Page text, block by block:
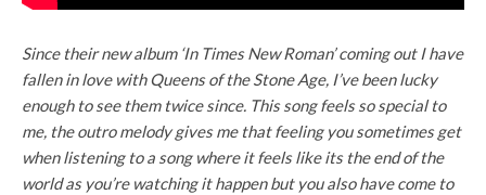
Since their new album ‘In Times New Roman’ coming out I have
fallen in love with Queens of the Stone Age, I’ve been lucky
enough to see them twice since. This song feels so special to
me, the outro melody gives me that feeling you sometimes get
when listening to a song where it feels like its the end of the
world as you’re watching it happen but you also have come to